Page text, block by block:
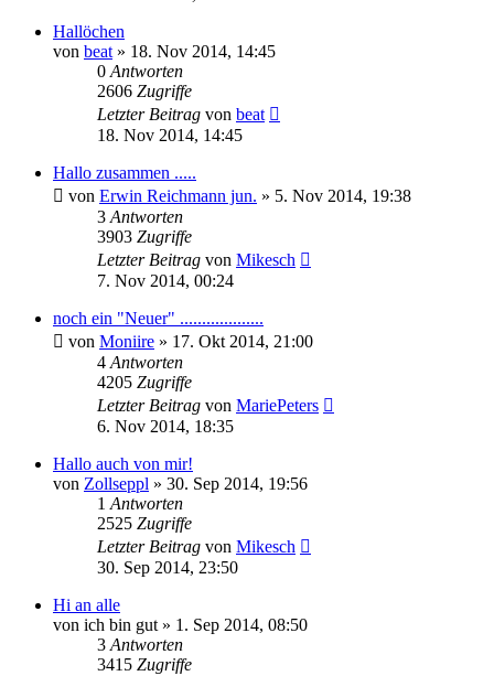
Hallöchen
von beat » 18. Nov 2014, 14:45
0 Antworten
2606 Zugriffe
Letzter Beitrag von beat
18. Nov 2014, 14:45
Hallo zusammen .....
von Erwin Reichmann jun. » 5. Nov 2014, 19:38
3 Antworten
3903 Zugriffe
Letzter Beitrag von Mikesch
7. Nov 2014, 00:24
noch ein "Neuer" ...................
von Moniire » 17. Okt 2014, 21:00
4 Antworten
4205 Zugriffe
Letzter Beitrag von MariePeters
6. Nov 2014, 18:35
Hallo auch von mir!
von Zollseppl » 30. Sep 2014, 19:56
1 Antworten
2525 Zugriffe
Letzter Beitrag von Mikesch
30. Sep 2014, 23:50
Hi an alle
von ich bin gut » 1. Sep 2014, 08:50
3 Antworten
3415 Zugriffe